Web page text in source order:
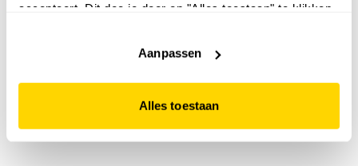
accepteert. Dit doe je door op "Alles toestaan" te klikken.
website niet optimaal functioneert.
Aanpassen
Alles toestaan